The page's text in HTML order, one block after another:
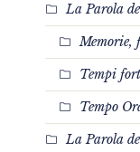
La Parola
Memorie,
Tempi
Tempo
La Parola